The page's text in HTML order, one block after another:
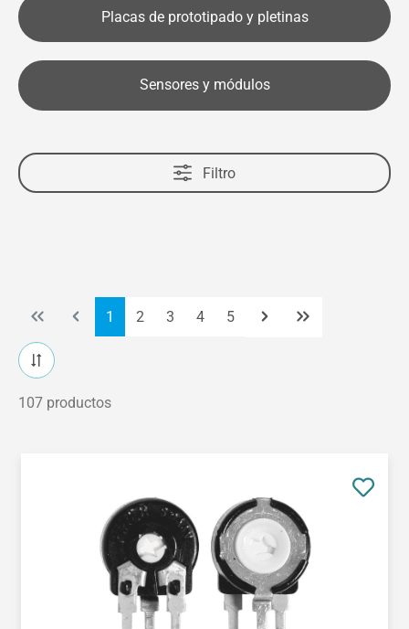
Placas de prototipado y pletinas
Sensores y módulos
Filtro
Página
1 Página
2 Página
3 Página
4 Página
5
107 productos